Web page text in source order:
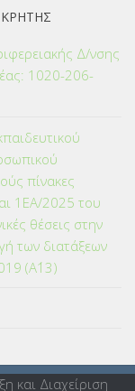
ΚΡΗΤΗΣ
Δ/νσης
1020-206-
πίνακες
1ΕΑ/2025 του
θέσεις στην
των διατάξεων
(Α΄13)
και Διαχείριση